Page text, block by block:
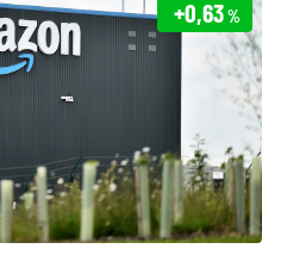
+0,63%